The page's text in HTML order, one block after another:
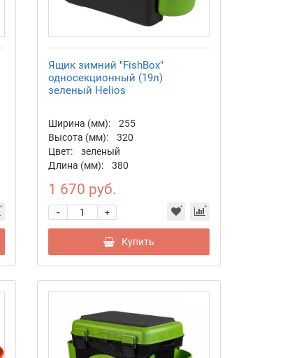
Ящик зимний "FishBox"
односекционный (19л)
зеленый Helios
Ширина (мм):
255
Высота (мм):
320
Цвет:
зеленый
Длина (мм):
380
1 670 руб.
+
-
Купить